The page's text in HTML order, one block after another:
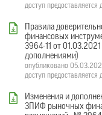
доступ
Правила
финансовых
3964-11 от
дополнениями)
опубликовано
доступ
Изменения и
ЗПИФ рыночных